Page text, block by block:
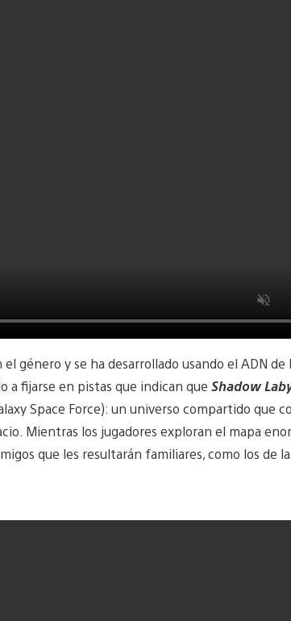
género y se ha desarrollado usando el ADN de
a fijarse en pistas que indican que Shadow
Space Force): un universo compartido que
Mientras los jugadores exploran el mapa
que les resultarán familiares, como los de la